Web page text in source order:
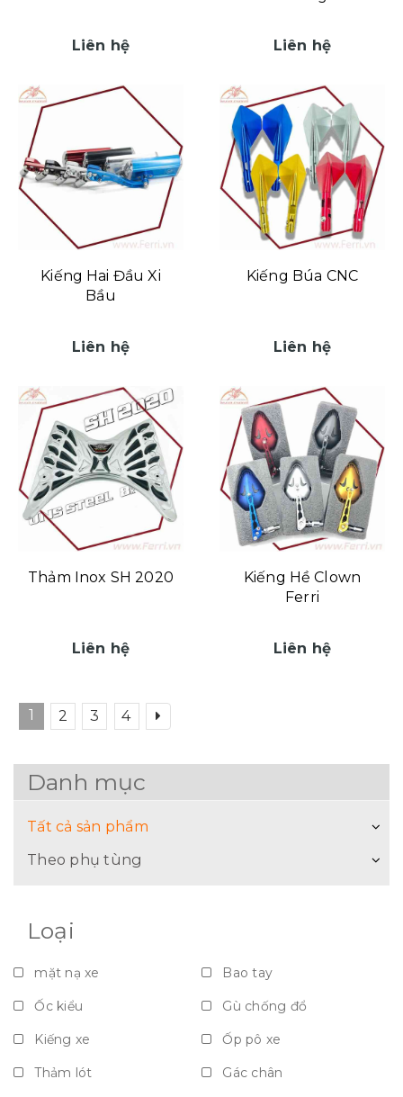
Danh mục
Tất cả sản phẩm
Theo phụ tùng
Loại
mặt nạ xe Bao tay
Ốc kiểu Gù chống đổ
Kiếng xe Ốp pô xe
Thảm lót Gác chân
Liên hệ Liên hệ
Kiếng Hai Đầu Xi
Bầu
Liên hệ
Kiếng Búa CNC
Liên hệ
Thảm Inox SH 2020
Liên hệ
Kiếng Hề Clown
Ferri
Liên hệ
1 2 3 4